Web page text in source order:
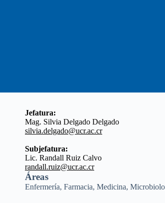
Jefatura:
Mag. Silvia Delgado Delgado
silvia.delgado@ucr.ac.cr
Subjefatura:
Lic. Randall Ruiz Calvo
randall.ruiz@ucr.ac.cr
Áreas
Enfermería, Farmacia, Medicina,